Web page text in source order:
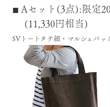
■ Aセット(3点):限定
(11,330円相当)
SVトートタテ細・マルシェバッ